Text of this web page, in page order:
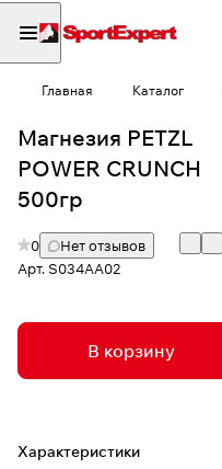
Главная Каталог
Магнезия PETZL
POWER CRUNCH
500гр
0
Нет отзывов
Арт.S034AA02
В корзину
Характеристики